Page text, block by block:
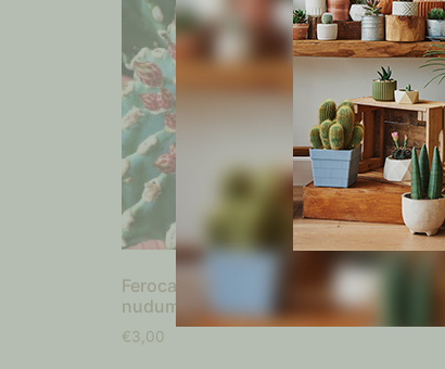
Ferocactus glaucescens var.
nudum
€3,00